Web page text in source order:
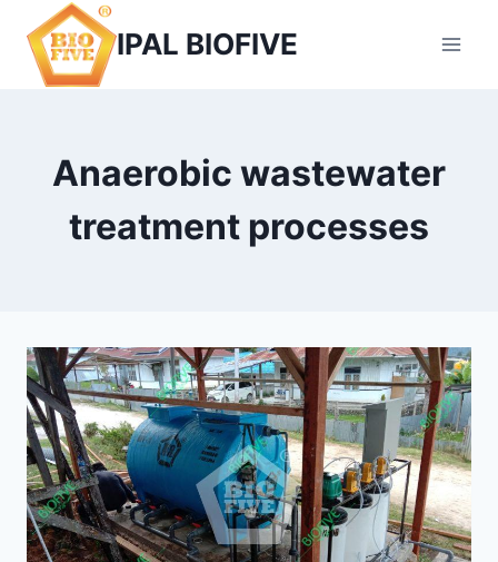
content
IPAL BIOFIVE
Anaerobic wastewater
treatment processes